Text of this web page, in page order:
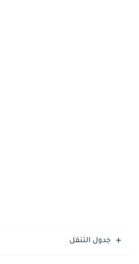
جدول التنقل